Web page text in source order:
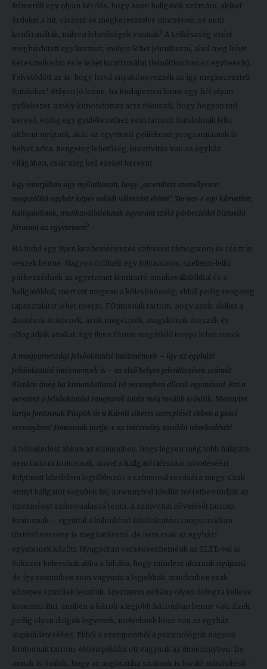
felmerült egy olyan kérdés, hogy azon hallgatók számára, akiket
érdekel a hit, viszont se megkeresztelve nincsenek, se nem
konfirmáltak, milyen lehetőségek vannak? A Lelkészség ezért
meghirdetett egy kurzust, melyre lehet jelentkezni, ahol meg lehet
keresztelkedni és le lehet konfirmálni (felnőttkorban ez egybeesik).
Felvetődött az is, hogy hová anyakönyvezzék az így megkeresztelt
fiatalokat? Milyen jó lenne, ha Budapesten lenne egy-két olyan
gyülekezet, amely kimondottan arra fókuszál, hogy hogyan tud
kereső, eddig egy gyülekezethez sem tartozó fiataloknak lelki
otthont nyújtani, akár az egyetemi gyülekezet programjainak is
helyet adva. Rengeteg lehetőség, kreativitás van az egyház
világában, csak meg kell ezeket keresni.
Egy interjúban úgy nyilatkozott, hogy „az embert személyesen
megszólító egyház képes valódi változást elérni". Tervez-e egy közvetlen,
hallgatóknak, munkavállalóknak egyaránt szóló párbeszédet biztosító
fórumot az egyetemen?
Ha indul egy ilyen kezdeményezés szívesen támogatom és részt is
veszek benne. Nagyon örülnék egy folyamatos, szellemi-lelki
párbeszédnek az egyetemet fenntartó munkavállalókkal és a
hallgatókkal, mert ott megvan a kölcsönösség, ebből pedig rengeteg
tapasztalatot lehet nyerni. FOntosnak tartom, hogy azok, akiket a
döntések érintenek, azok megértsék, magukénak érezzék és
elfogadják azokat. Egy ilyen fórum megfelelő terepe lehet ennek.
A magyarországi felsőoktatási intézmények – így az egyházi
felsőoktatási intézmények is – az első helyes jelentkezések számát
illetően (még ha kimondatlanul is) versenyben állnak egymással. Ezt a
versenyt a felsőoktatási rangsorok talán még tovább erősítik. Mennyire
tartja fontosnak Püspök úr a Károli sikeres szereplését ebben a piaci
versenyben? Fontosnak tartja-e az intézmény további növekedését?
A növekedést abban az értelemben, hogy legyen még több hallgató,
nem tartom fontosnak, mivel a hallgatói létszám növeléséért
folytatott küzdelem legtöbbször a színvonal rovására megy. Csak
annyi hallgatót vegyünk fel, amennyivel ideális méretben tudjuk az
intézményt színvonalassá tenni. A színvonal növelését tartom
fontosnak – egyúttal a különböző felsőoktatási rangsorokban
történő verseny is meghatározó, de nem csak az egyházi
egyetemek között. Nyugodtan versenyezhetnénk az ELTE-vel is.
Sokszor beleesünk abba a hibába, hogy mindent akarunk nyújtani,
de így semmiben sem vagyunk a legjobbak, mindenben csak
közepes szintűek leszünk. Szerintem néhány olyan dologra kellene
koncentrálni, amiben a Károli a legjobb háromban benne van. Ezek
pedig olyan dolgok legyenek, melyeknek köze van az egyház
alapküldetéséhez. Ebből a szempontból a pszichológiát nagyon
fontosnak tartom, ebben például ott vagyunk az élmezőnyben. De
annak is örülök, hogy az anglisztika szakunk is kiváló minősítésű –